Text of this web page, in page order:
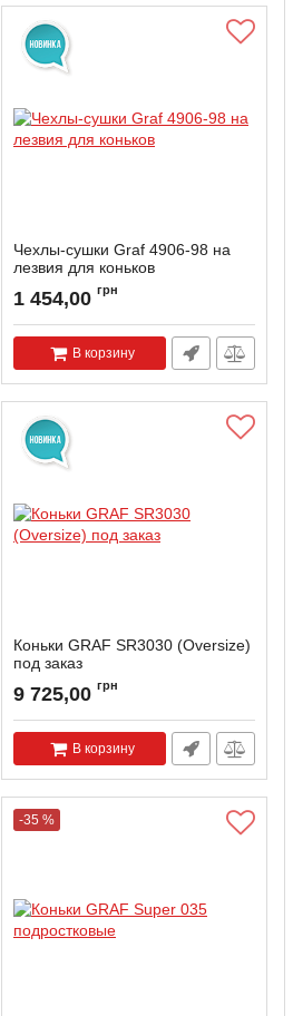
Чехлы-сушки Graf 4906-98 на
лезвия для коньков
1 454,00 грн
В корзину
Коньки GRAF SR3030 (Oversize)
под заказ
9 725,00 грн
В корзину
-35 %